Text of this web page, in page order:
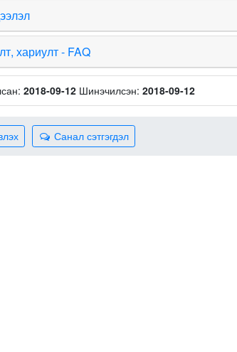
хариулт - FAQ
2018-09-12 Шинэчилсэн: 2018-09-12
Санал сэтгэгдэл